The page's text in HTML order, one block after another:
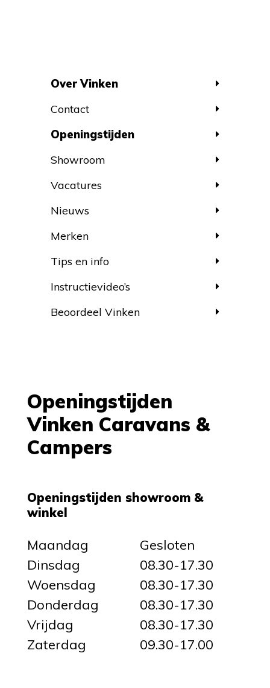
Over Vinken
Contact
Openingstijden
Showroom
Vacatures
Nieuws
Merken
Tips en info
Instructievideo’s
Beoordeel Vinken
Openingstijden
Vinken Caravans &
Campers
Openingstijden showroom &
winkel
Maandag
Gesloten
Dinsdag
08.30-17.30
Woensdag
08.30-17.30
Donderdag
08.30-17.30
Vrijdag
08.30-17.30
Zaterdag
09.30-17.00